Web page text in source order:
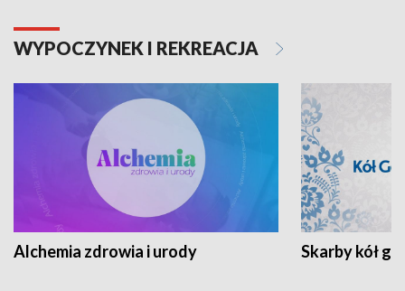
WYPOCZYNEK I REKREACJA
Alchemia zdrowia i urody Skarby kół